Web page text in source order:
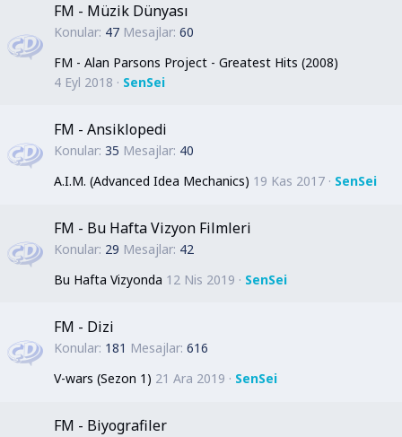
FM - Müzik Dünyası
Konular 47 Mesajlar 60
FM - Alan Parsons Project - Greatest Hits (2008)
4 Eyl 2018
SenSei
FM - Ansiklopedi
Konular 35 Mesajlar 40
A.I.M. (Advanced Idea Mechanics) 19 Kas 2017 SenSei
FM - Bu Hafta Vizyon Filmleri
Konular 29 Mesajlar 42
Bu Hafta Vizyonda 12 Nis 2019 SenSei
FM - Dizi
Konular 181 Mesajlar 616
V-wars (Sezon 1) 21 Ara 2019 SenSei
FM - Biyografiler